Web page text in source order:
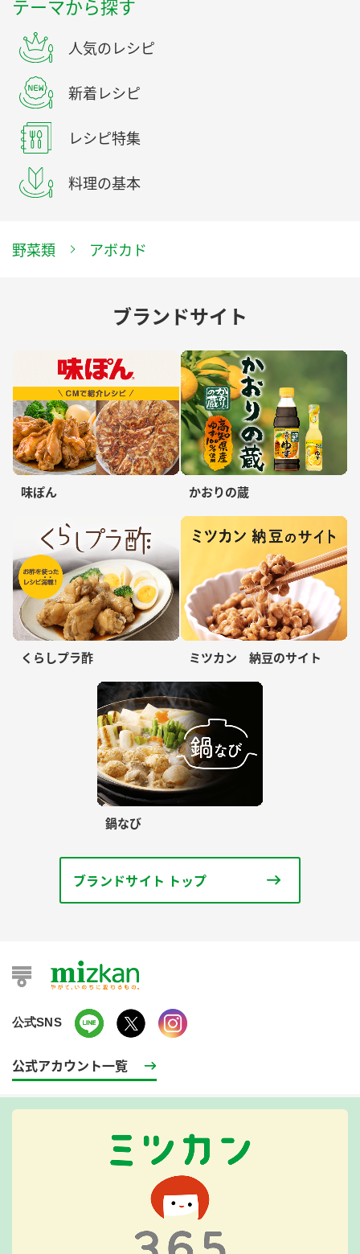
テーマから探す
人気のレシピ
新着レシピ
レシピ特集
料理の基本
野菜類 アボカド
ブランドサイト
味ぽん かおりの蔵
くらしプラ酢 ミツカン 納豆のサイト
鍋なび
ブランドサイト トップ
公式SNS
公式アカウント一覧